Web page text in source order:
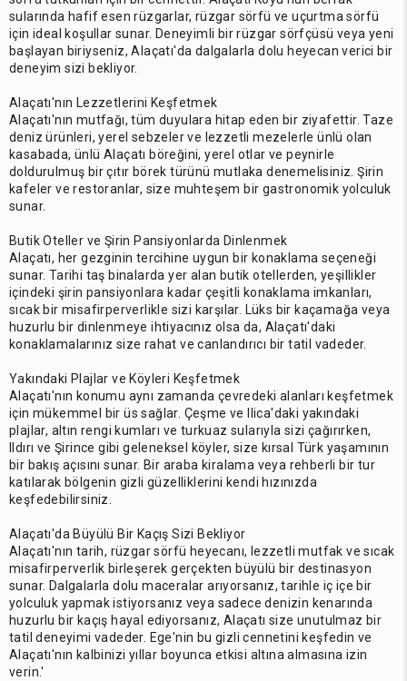
sularında hafif esen rüzgarlar, rüzgar sörfü ve uçurtma sörfü
için ideal koşullar sunar. Deneyimli bir rüzgar sörfçüsü veya yeni
başlayan biriyseniz, Alaçatı'da dalgalarla dolu heyecan verici bir
deneyim sizi bekliyor.
Alaçatı'nın Lezzetlerini Keşfetmek
Alaçatı'nın mutfağı, tüm duyulara hitap eden bir ziyafettir. Taze
deniz ürünleri, yerel sebzeler ve lezzetli mezelerle ünlü olan
kasabada, ünlü Alaçatı böreğini, yerel otlar ve peynirle
doldurulmuş bir çıtır börek türünü mutlaka denemelisiniz. Şirin
kafeler ve restoranlar, size muhteşem bir gastronomik yolculuk
sunar.
Butik Oteller ve Şirin Pansiyonlarda Dinlenmek
Alaçatı, her gezginin tercihine uygun bir konaklama seçeneği
sunar. Tarihi taş binalarda yer alan butik otellerden, yeşillikler
içindeki şirin pansiyonlara kadar çeşitli konaklama imkanları,
sıcak bir misafirperverlikle sizi karşılar. Lüks bir kaçamağa veya
huzurlu bir dinlenmeye ihtiyacınız olsa da, Alaçatı'daki
konaklamalarınız size rahat ve canlandırıcı bir tatil vadeder.
Yakındaki Plajlar ve Köyleri Keşfetmek
Alaçatı'nın konumu aynı zamanda çevredeki alanları keşfetmek
için mükemmel bir üs sağlar. Çeşme ve Ilica'daki yakındaki
plajlar, altın rengi kumları ve turkuaz sularıyla sizi çağırırken,
Ildırı ve Şirince gibi geleneksel köyler, size kırsal Türk yaşamının
bir bakış açısını sunar. Bir araba kiralama veya rehberli bir tur
katılarak bölgenin gizli güzelliklerini kendi hızınızda
keşfedebilirsiniz.
Alaçatı'da Büyülü Bir Kaçış Sizi Bekliyor
Alaçatı'nın tarih, rüzgar sörfü heyecanı, lezzetli mutfak ve sıcak
misafirperverlik birleşerek gerçekten büyülü bir destinasyon
sunar. Dalgalarla dolu maceralar arıyorsanız, tarihle iç içe bir
yolculuk yapmak istiyorsanız veya sadece denizin kenarında
huzurlu bir kaçış hayal ediyorsanız, Alaçatı size unutulmaz bir
tatil deneyimi vadeder. Ege'nin bu gizli cennetini keşfedin ve
Alaçatı'nın kalbinizi yıllar boyunca etkisi altına almasına izin
verin.'